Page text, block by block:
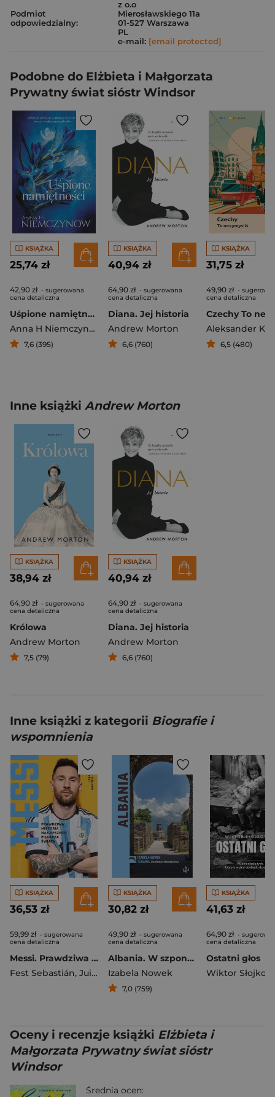
Podmiot
odpowiedzialny:
z o.o
Mierosławskiego 11a
01-527 Warszawa
PL
e-mail: [email protected]
Podobne do Elżbieta i Małgorzata
Prywatny świat sióstr Windsor
KSIĄŻKA
25,74 zł
42,90 zł - sugerowana
cena detaliczna
Uśpione namiętności
Anna H Niemczynow
7,6 (395)
KSIĄŻKA
40,94 zł
64,90 zł - sugerowana
cena detaliczna
Diana. Jej historia
Andrew Morton
6,6 (760)
KSIĄŻKA
31,75 zł
49,90 zł -
cena detaliczna
6,5 (480)
Inne książki Andrew Morton
KSIĄŻKA
38,94 zł
64,90 zł - sugerowana
cena detaliczna
Królowa
Andrew Morton
7,5 (79)
KSIĄŻKA
40,94 zł
64,90 zł - sugerowana
cena detaliczna
Diana. Jej historia
Andrew Morton
6,6 (760)
Inne książki z kategorii Biografie i
wspomnienia
KSIĄŻKA
36,53 zł
59,99 zł - sugerowana
cena detaliczna
Messi. Prawdziwa historia najlepszego piłkarza świata
Fest Sebastián, Juillard Alexandre
KSIĄŻKA
30,82 zł
49,90 zł - sugerowana
cena detaliczna
Albania. W szponach czarnego orła
Izabela Nowek
7,0 (759)
KSIĄŻKA
41,63 zł
64,90 zł -
cena detaliczna
Ostatni głos
Wiktor
Oceny i recenzje książki Elżbieta i
Małgorzata Prywatny świat sióstr
Windsor
Średnia ocen: